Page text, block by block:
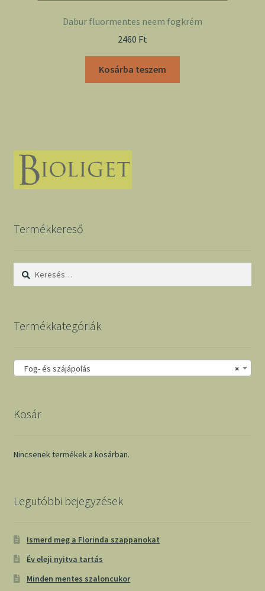
Dabur fluormentes neem fogkrém
2460 Ft
Kosárba teszem
Termékkereső
Keresés:
Termékkategóriák
×
Fog- és szájápolás
Kosár
Nincsenek termékek a kosárban.
Legutóbbi bejegyzések
Ismerd meg a Florinda szappanokat
Év eleji nyitva tartás
Minden mentes szaloncukor